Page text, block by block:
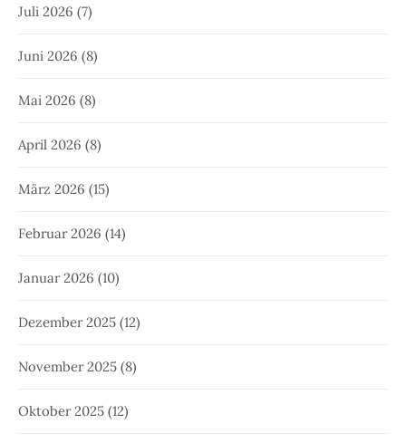
Juli 2026 (7)
Juni 2026 (8)
Mai 2026 (8)
April 2026 (8)
März 2026 (15)
Februar 2026 (14)
Januar 2026 (10)
Dezember 2025 (12)
November 2025 (8)
Oktober 2025 (12)